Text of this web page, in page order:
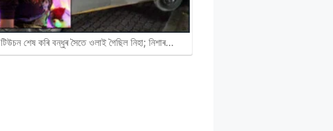
টিউচন শেষ কৰি বন্ধুৰ সৈতে ওলাই গৈছিল নিহা; নিশাৰ…